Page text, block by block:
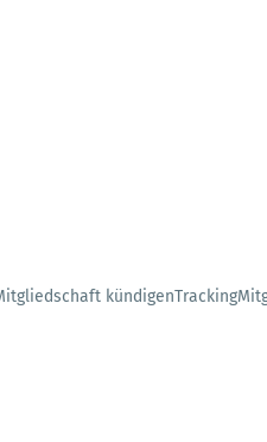
kündigenTracking